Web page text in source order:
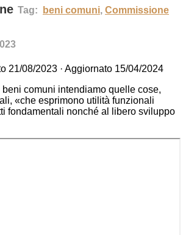
Tag: beni comuni, Commissione
21/08/2023 · Aggiornato 15/04/2024
comuni intendiamo quelle cose,
«che esprimono utilità funzionali
fondamentali nonché al libero sviluppo